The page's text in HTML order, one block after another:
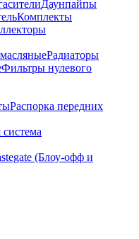
Даунпайпы
Комплекты
Радиаторы
Фильтры нулевого
Распорка передних
(Блоу-офф и